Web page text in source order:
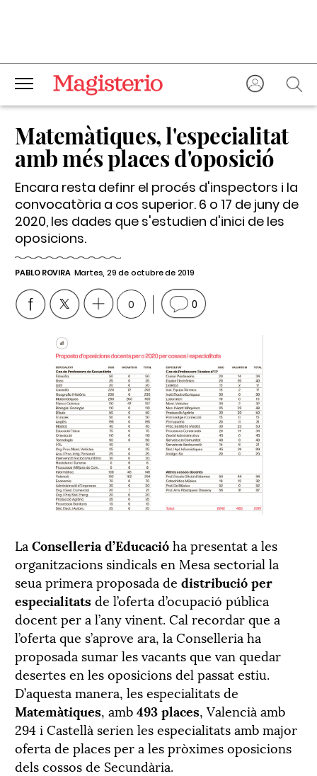
Matemàtiques, l'especialitat
amb més places d'oposició
Encara resta definr el procés d'inspectors i la
convocatòria a cos superior. 6 o 17 de juny de
2020, les dades que s'estudien d'inici de les
oposicions.
PABLO ROVIRA Martes, 29 de octubre de 2019
0 0
La Conselleria d’Educacióha presentat a les
organitzacions sindicals en Mesa sectorial la
seua primera proposada de distribució per
especialitatsde l’oferta d’ocupació pública
docent per a l’any vinent. Cal recordar que a
l’oferta que s’aprove ara, la Conselleria ha
proposada sumar les vacants que van quedar
desertes en les oposicions del passat estiu.
D’aquesta manera, les especialitats de
Matemàtiques, amb493 places, Valencià amb
294 i Castellà serien les especialitats amb major
oferta de places per a les pròximes oposicions
dels cossos de Secundària.